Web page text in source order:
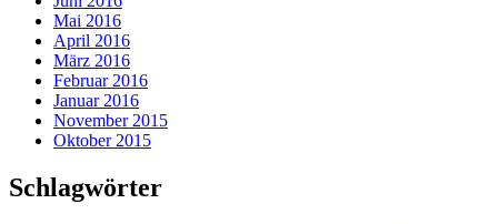
Mai 2016
April 2016
März 2016
Februar 2016
Januar 2016
November 2015
Oktober 2015
Schlagwörter